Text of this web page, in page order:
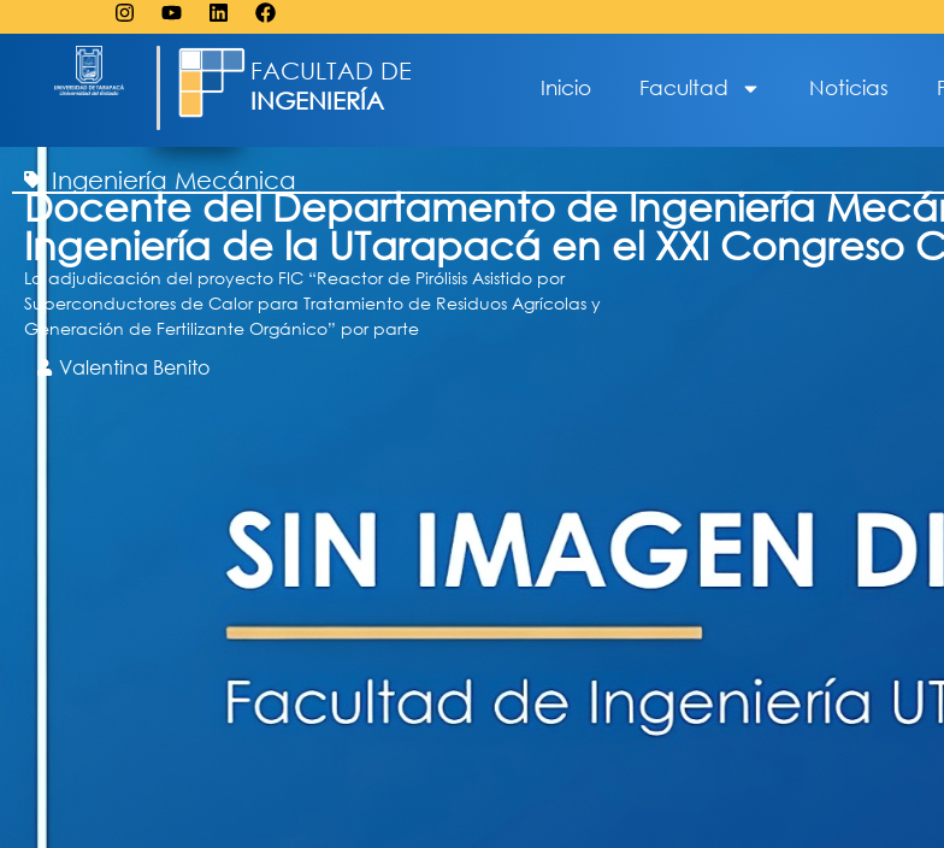
FACULTAD DE
INGENIERÍA
Inicio Facultad Noticias
Ingeniería Mecánica
Docente del Departamento de Ingeniería
Ingeniería de la UTarapacá en el XXI Congreso
La adjudicación del proyecto FIC “Reactor de Pirólisis Asistido por
Superconductores de Calor para Tratamiento de Residuos Agrícolas y
Generación de Fertilizante Orgánico” por parte
Valentina Benito